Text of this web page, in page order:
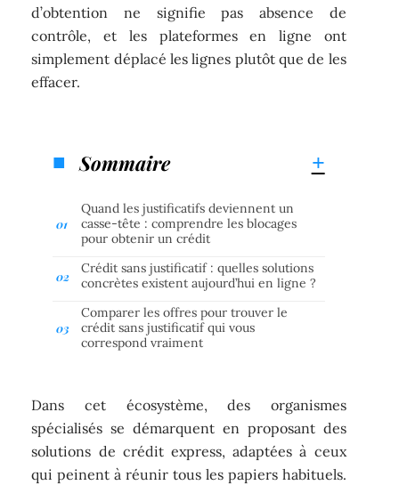
d’obtention ne signifie pas absence de
contrôle, et les plateformes en ligne ont
simplement déplacé les lignes plutôt que de les
effacer.
Sommaire
Quand les justificatifs deviennent un
casse-tête : comprendre les blocages
pour obtenir un crédit
Crédit sans justificatif : quelles solutions
concrètes existent aujourd’hui en ligne ?
Comparer les offres pour trouver le
crédit sans justificatif qui vous
correspond vraiment
Dans cet écosystème, des organismes
spécialisés se démarquent en proposant des
solutions de crédit express, adaptées à ceux
qui peinent à réunir tous les papiers habituels.